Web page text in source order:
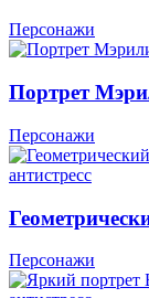
Персонажи
Портрет
Персонажи
Персонажи